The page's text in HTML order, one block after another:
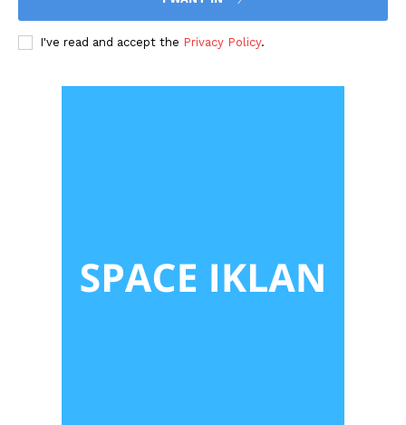
I've read and accept the Privacy Policy.